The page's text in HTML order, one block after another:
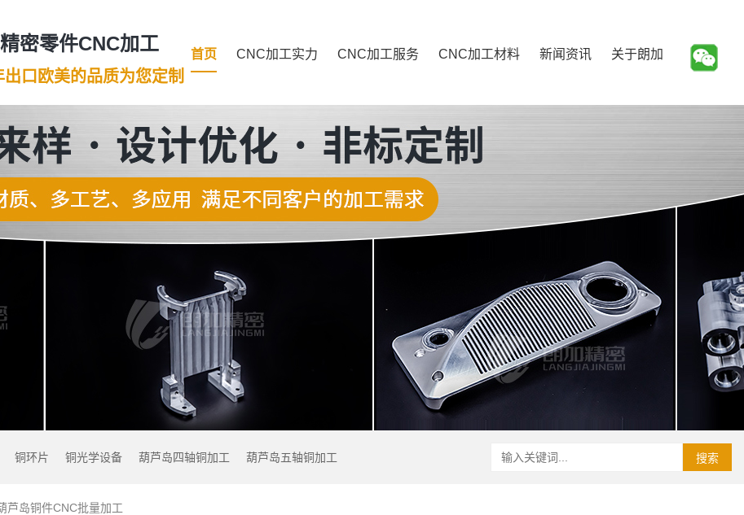
密零件CNC加工
口欧美的品质为您定制
首页 CNC加工实力 CNC加工服务 CNC加工材料 新闻资讯 关于朗加
铜环片 铜光学设备 葫芦岛四轴铜加工 葫芦岛五轴铜加工 搜索
芦岛铜件CNC批量加工